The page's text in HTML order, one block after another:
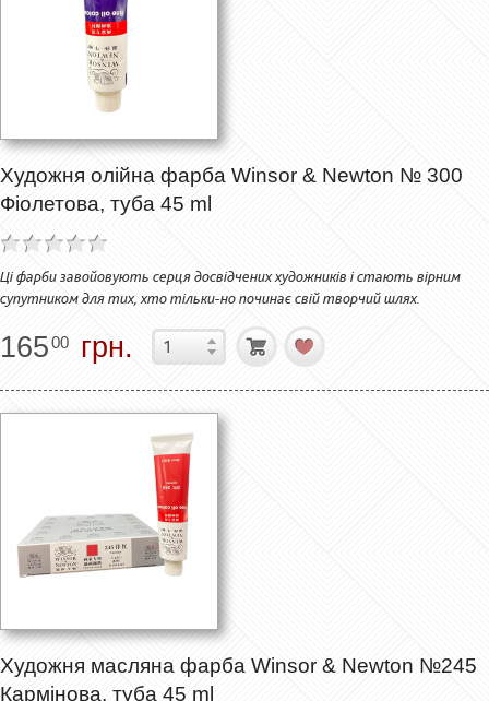
Художня олійна фарба Winsor & Newton № 300
Фіолетова, туба 45 ml
Ці фарби завойовують серця досвідчених художників і стають вірним
супутником для тих, хто тільки-но починає свій творчий шлях.
16500 грн.
Художня масляна фарба Winsor & Newton №245
Кармінова, туба 45 ml